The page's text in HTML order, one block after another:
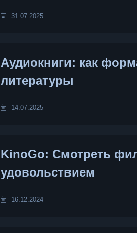
31.07.2025
Аудиокниги: как
литературы
14.07.2025
KinoGo: Смотреть
удовольствием
16.12.2024